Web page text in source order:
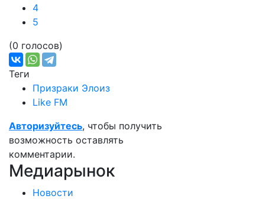
4
5
(0 голосов)
Теги
Призраки Элоиз
Like FM
Авторизуйтесь, чтобы получить
возможность оставлять
комментарии.
Медиарынок
Новости